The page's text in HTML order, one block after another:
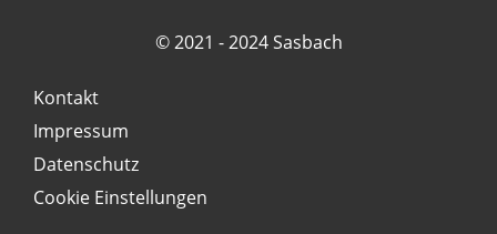
© 2021 - 2024 Sasbach
Kontakt
Impressum
Datenschutz
Cookie Einstellungen